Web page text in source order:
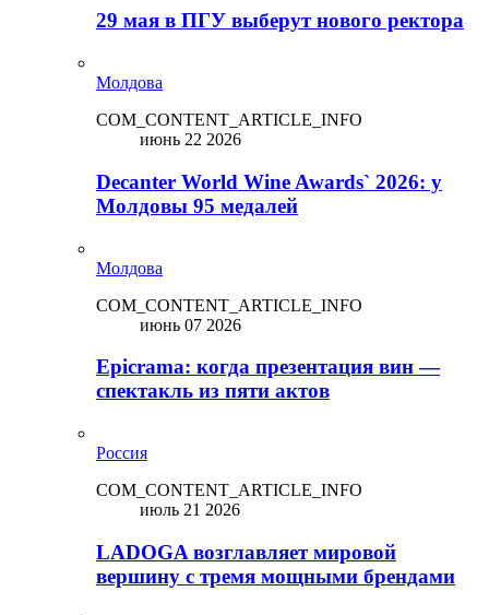
29 мая в ПГУ выберут нового ректора
Молдова
COM_CONTENT_ARTICLE_INFO
июнь 22 2026
Decanter World Wine Awards` 2026: у
Молдовы 95 медалей
Молдова
COM_CONTENT_ARTICLE_INFO
июнь 07 2026
Epicrama: когда презентация вин —
спектакль из пяти актов
Россия
COM_CONTENT_ARTICLE_INFO
июль 21 2026
LADOGA возглавляет мировой
вершину с тремя мощными брендами